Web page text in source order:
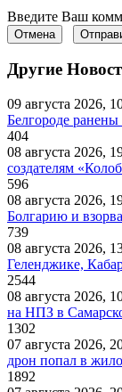
Введите Ваш
Отмена
Другие
09 августа 2026,
Белгороде ранены
404
08 августа 2026,
создателям
596
08 августа 2026,
Болгарию и
739
08 августа 2026,
Геленджике,
2544
08 августа 2026,
на НПЗ в
1302
07 августа 2026,
дрон попал в
1892